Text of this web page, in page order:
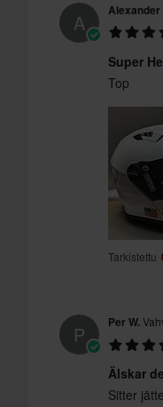
A Alexander
Super
Top
Tarkistettu
P Per W.
Älskar
Sitter